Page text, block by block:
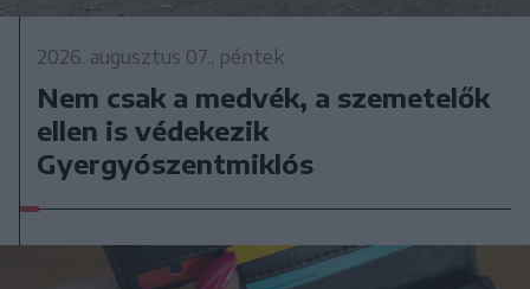
2026. augusztus 07., péntek
Nem csak a medvék, a szemetelők
ellen is védekezik
Gyergyószentmiklós